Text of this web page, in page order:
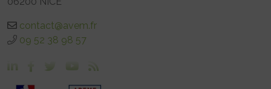
contact@avem.fr
09 52 38 98 57